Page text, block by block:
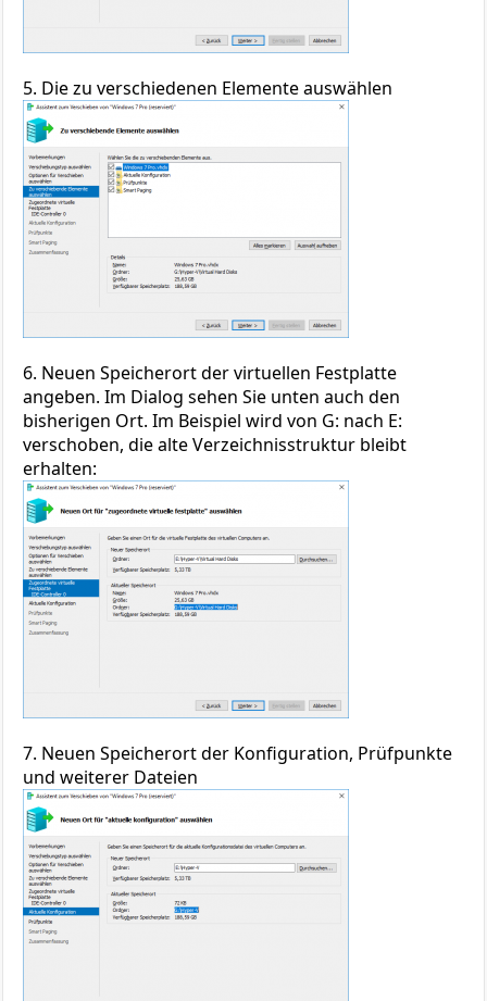
5. Die zu verschiedenen Elemente auswählen
6. Neuen Speicherort der virtuellen Festplatte
angeben. Im Dialog sehen Sie unten auch den
bisherigen Ort. Im Beispiel wird von G: nach E:
verschoben, die alte Verzeichnisstruktur bleibt
erhalten:
7. Neuen Speicherort der Konfiguration, Prüfpunkte
und weiterer Dateien